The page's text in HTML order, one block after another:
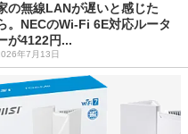
の無線LANが遅いと感じた
。NECのWi-Fi 6E対応ルータ
が4122円...
年7月13日